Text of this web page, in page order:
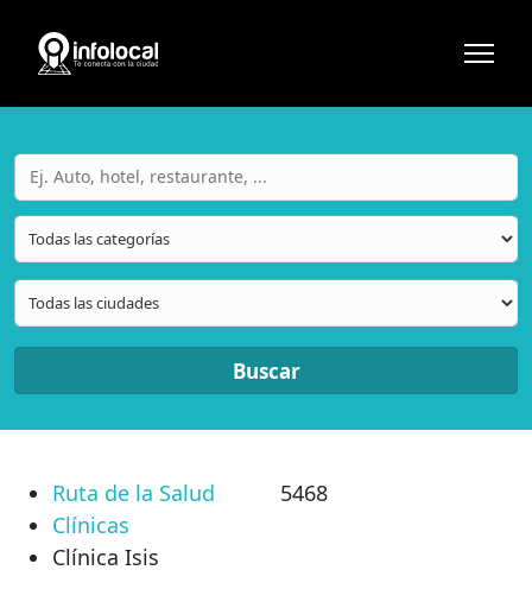
Buscar
Ruta de la Salud
Clínicas
Clínica Isis
5468